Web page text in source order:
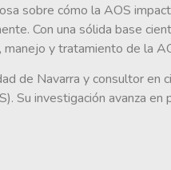
sobre cómo la AOS
Con una sólida base
y tratamiento de la
de Navarra y consultor
Su investigación avanza